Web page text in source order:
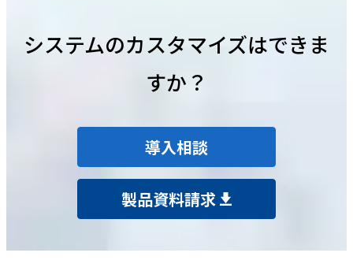
システムのカスタマイズはできま
すか？
導入相談
製品資料請求